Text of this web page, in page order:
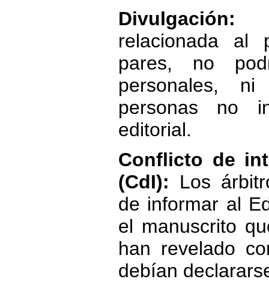
Divulgación:
relacionada al
pares, no
personales,
personas no
editorial.
Conflicto de
(CdI): Los
de informar al
el manuscrito
han revelado
debían